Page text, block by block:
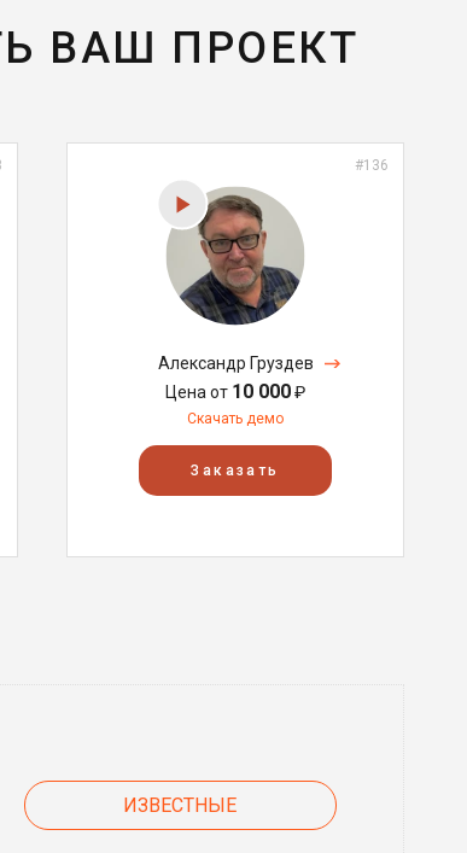
ВАШ ПРОЕКТ
#136
Александр Груздев
Цена от 10 000₽
Скачать демо
Заказать
ИЗВЕСТНЫЕ